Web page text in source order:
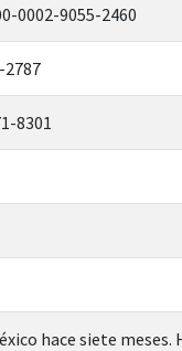
0002-9055-2460
2787
8301
hace siete